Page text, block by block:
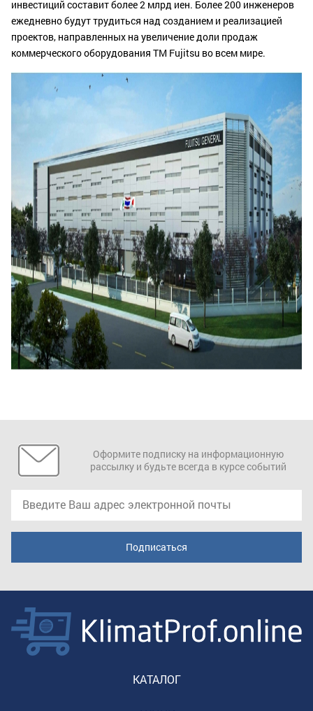
инвестиций составит более 2 млрд иен. Более 200 инженеров
ежедневно будут трудиться над созданием и реализацией
проектов, направленных на увеличение доли продаж
коммерческого оборудования ТМ Fujitsu во всем мире.
Оформите подписку на информационную
рассылку и будьте всегда в курсе событий
КАТАЛОГ